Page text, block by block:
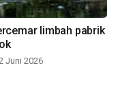
limbah pabrik
Juni 2026